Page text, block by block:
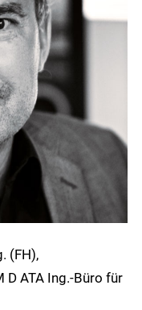
(FH),
ATA Ing.-Büro für